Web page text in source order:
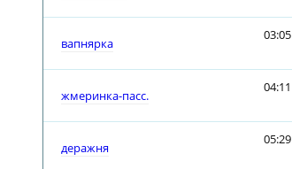
вапнярка
03:05
жмеринка-пасс.
04:11
деражня
05:29